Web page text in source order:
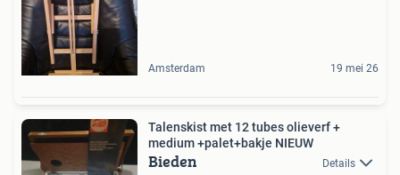
Amsterdam 19 mei 26
Talenskist met 12 tubes olieverf +
medium +palet+bakje NIEUW
Bieden Details